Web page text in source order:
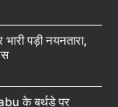
पड़ी नयनतारा,
के बर्थडे पर